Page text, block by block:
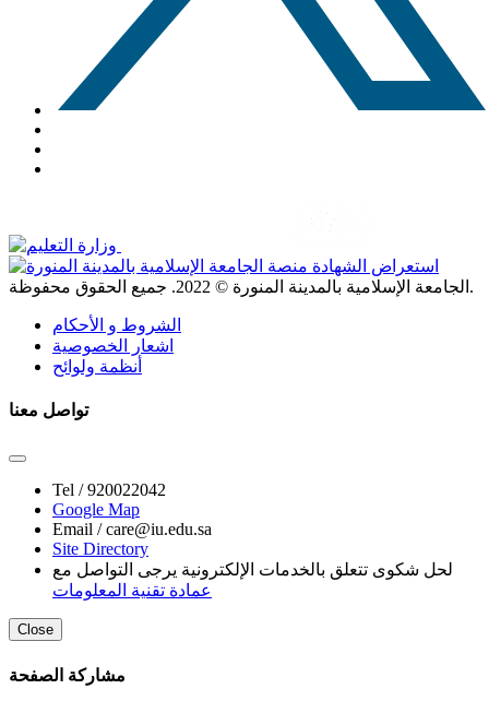
الجامعة الإسلامية بالمدينة المنورة © 2022 . جميع الحقوق محفوظة.
الشروط و الأحكام
اشعار الخصوصية
أنظمة ولوائح
تواصل معنا
Tel /920022042
Google Map
Email /care@iu.edu.sa
Site Directory
لحل شكوى تتعلق بالخدمات الإلكترونية يرجى التواصل مع
عمادة تقنية المعلومات
Close
مشاركة الصفحة